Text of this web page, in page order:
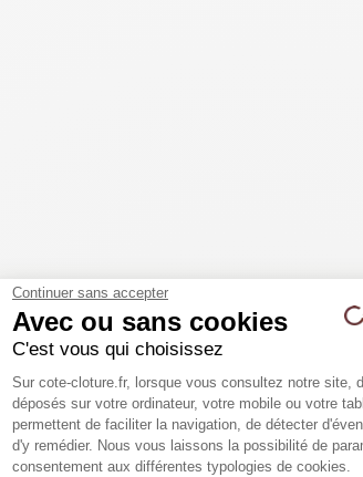
4 déclinaisons 5
Continuer sans accepter
Avec ou sans cookies
C'est vous qui choisissez
Plateforme de Gestion du
Sur cote-cloture.fr, lorsque vous consultez notre site,
déposés sur votre ordinateur, votre mobile ou votre
permettent de faciliter la navigation, de détecter
d'y remédier. Nous vous laissons la possibilité de
consentement aux différentes typologies de cookies.
Axeptio consent